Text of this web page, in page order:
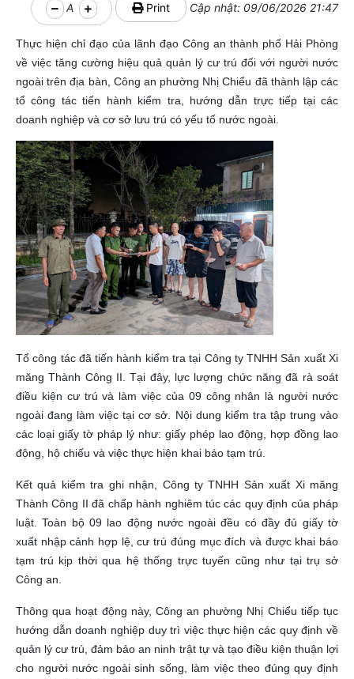
A Print Cập nhật: 09/06/2026 21:47
Thực hiện chỉ đạo của lãnh đạo Công an thành phố Hải Phòng
về việc tăng cường hiệu quả quản lý cư trú đối với người nước
ngoài trên địa bàn, Công an phường Nhị Chiểu đã thành lập các
tổ công tác tiến hành kiểm tra, hướng dẫn trực tiếp tại các
doanh nghiệp và cơ sở lưu trú có yếu tố nước ngoài.
Tổ công tác đã tiến hành kiểm tra tại Công ty TNHH Sản xuất Xi
măng Thành Công II. Tại đây, lực lượng chức năng đã rà soát
điều kiện cư trú và làm việc của 09 công nhân là người nước
ngoài đang làm việc tại cơ sở. Nội dung kiểm tra tập trung vào
các loại giấy tờ pháp lý như: giấy phép lao động, hợp đồng lao
động, hộ chiếu và việc thực hiện khai báo tạm trú.
Kết quả kiểm tra ghi nhận, Công ty TNHH Sản xuất Xi măng
Thành Công II đã chấp hành nghiêm túc các quy định của pháp
luật. Toàn bộ 09 lao động nước ngoài đều có đầy đủ giấy tờ
xuất nhập cảnh hợp lệ, cư trú đúng mục đích và được khai báo
tạm trú kịp thời qua hệ thống trực tuyến cũng như tại trụ sở
Công an.
Thông qua hoạt động này, Công an phường Nhị Chiểu tiếp tục
hướng dẫn doanh nghiệp duy trì việc thực hiện các quy định về
quản lý cư trú, đảm bảo an ninh trật tự và tạo điều kiện thuận lợi
cho người nước ngoài sinh sống, làm việc theo đúng quy định